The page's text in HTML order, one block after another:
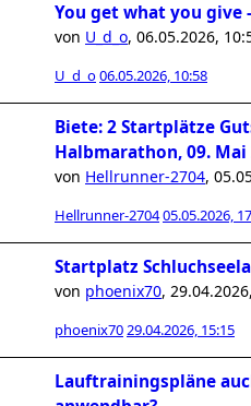
You get what you give
von U_d_o, 06.05.2026,
U_d_o06.05.2026, 10:58
Biete: 2 Startplätze
Halbmarathon, 09. Mai
von Hellrunner-2704,
Hellrunner-270405.05.2026,
Startplatz
von phoenix70,
phoenix7029.04.2026, 15:15
Lauftrainingspläne